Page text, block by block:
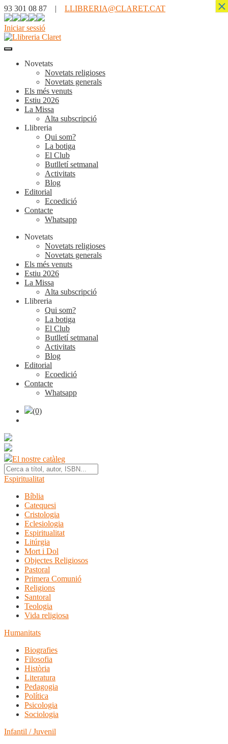
93 301 08 87 | LLIBRERIA@CLARET.CAT
Iniciar sessió
Novetats
Novetats religioses
Novetats generals
Els més venuts
Estiu 2026
La Missa
Alta subscripció
Llibreria
Qui som?
La botiga
El Club
Butlletí setmanal
Activitats
Blog
Editorial
Ecoedició
Contacte
Whatsapp
Novetats
Novetats religioses
Novetats generals
Els més venuts
Estiu 2026
La Missa
Alta subscripció
Llibreria
Qui som?
La botiga
El Club
Butlletí setmanal
Activitats
Blog
Editorial
Ecoedició
Contacte
Whatsapp
(0)
El nostre catàleg
Espiritualitat
Bíblia
Catequesi
Cristologia
Eclesiologia
Espiritualitat
Litúrgia
Mort i Dol
Objectes Religiosos
Pastoral
Primera Comunió
Religions
Santoral
Teologia
Vida religiosa
Humanitats
Biografies
Filosofia
Història
Literatura
Pedagogia
Política
Psicologia
Sociologia
Infantil / Juvenil
×